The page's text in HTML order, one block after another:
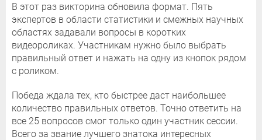
В этот раз викторина обновила формат. Пять
экспертов в области статистики и смежных научных
областях задавали вопросы в коротких
видеороликах. Участникам нужно было выбрать
правильный ответ и нажать на одну из кнопок рядом
с роликом.
Победа ждала тех, кто быстрее даст наибольшее
количество правильных ответов. Точно ответить на
все 25 вопросов смог только один участник сессии.
Всего за звание лучшего знатока интересных